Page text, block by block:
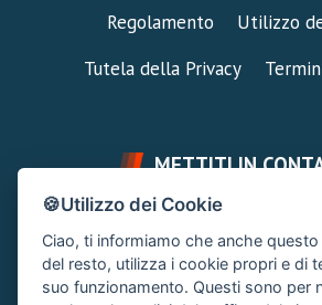
Regolamento
Utilizzo
Tutela della Privacy
METTITI IN
FAI UNA DOMANDA
Chiedi un Consiglio
CONTATTA
🍪Utilizzo dei Cookie
Ciao, ti informiamo che anche
del resto, utilizza i cookie propri e di
suo funzionamento. Questi sono per